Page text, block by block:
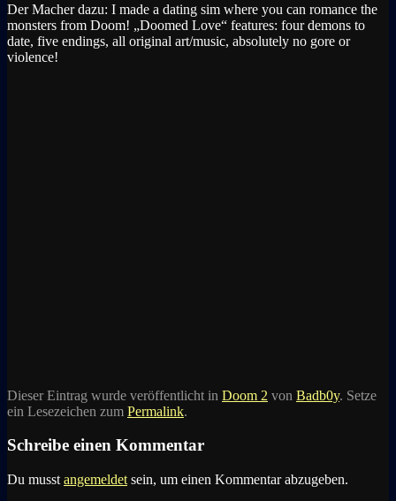
Der Macher dazu: I made a dating sim where you can romance the
monsters from Doom! „Doomed Love“ features: four demons to
date, five endings, all original art/music, absolutely no gore or
violence!
Dieser Eintrag wurde veröffentlicht in Doom 2 von Badb0y. Setze
ein Lesezeichen zum Permalink.
Schreibe einen Kommentar
Du musst angemeldet sein, um einen Kommentar abzugeben.